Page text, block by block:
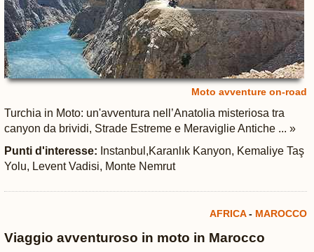
Moto avventure on-road
Turchia in Moto: un'avventura nell’Anatolia misteriosa tra
canyon da brividi, Strade Estreme e Meraviglie Antiche ... »
Punti d'interesse: Instanbul,Karanlık Kanyon, Kemaliye Taş
Yolu, Levent Vadisi, Monte Nemrut
AFRICA- MAROCCO
Viaggio avventuroso in moto in Marocco